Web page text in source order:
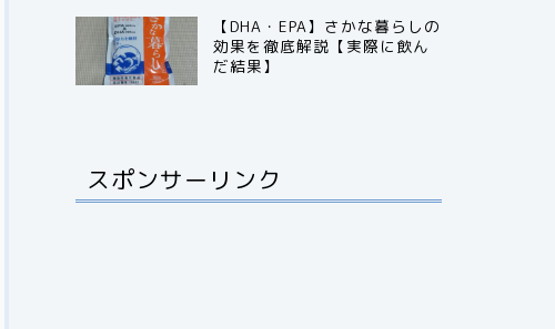
【DHA・EPA】さかな暮らしの
効果を徹底解説【実際に飲ん
だ結果】
スポンサーリンク